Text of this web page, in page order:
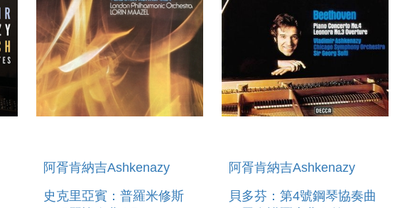
阿胥肯納吉Ashkenazy
史克里亞賓：普羅米修斯
阿胥肯納吉Ashkenazy
貝多芬：第4號鋼琴協奏曲